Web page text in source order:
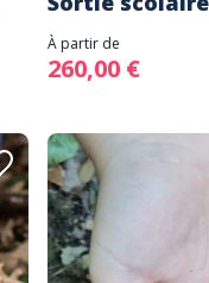
À partir de
260,00 €